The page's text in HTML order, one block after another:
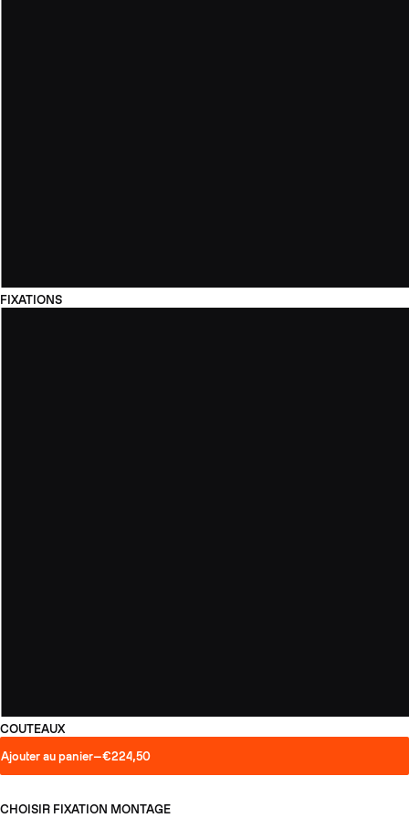
FIXATIONS
COUTEAUX
Ajouter au panier—€224,50
CHOISIR FIXATION MONTAGE